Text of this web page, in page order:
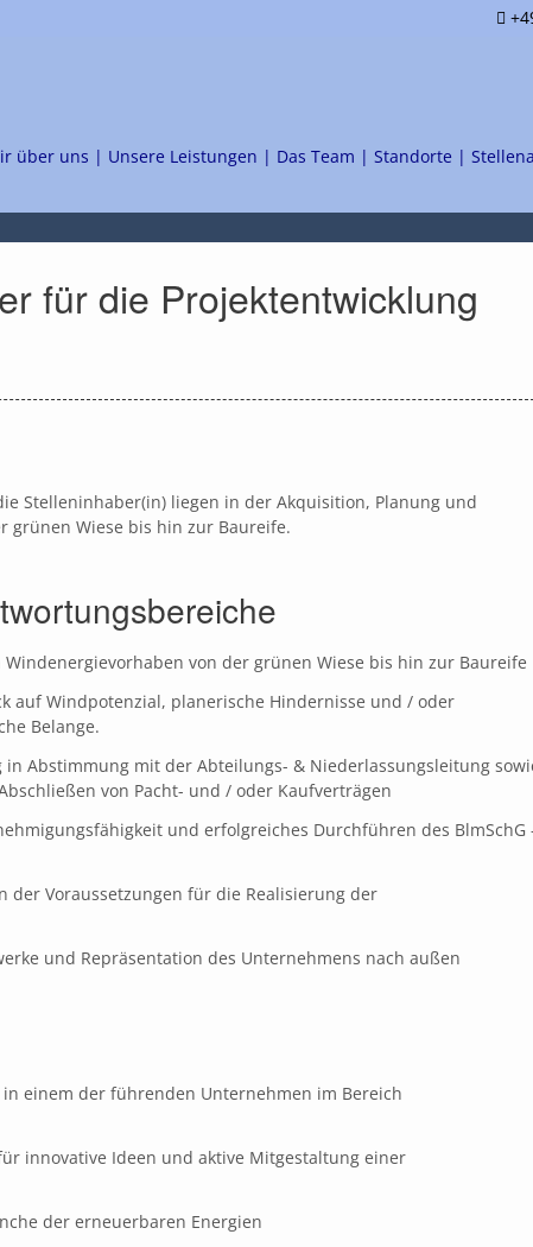
über uns | Unsere Leistungen | Das Team | Standorte |
für die Projektentwicklung
Stelleninhaber(in) liegen in der Akquisition, Planung und
grünen Wiese bis hin zur Baureife.
von der grünen Wiese bis hin zur Baureife
auf Windpotenzial, planerische Hindernisse und / oder
Belange.
Abstimmung mit der Abteilungs- & Niederlassungsleitung
von Pacht- und / oder Kaufverträgen
und erfolgreiches Durchführen des BlmSchG
der Voraussetzungen für die Realisierung der
und Repräsentation des Unternehmens nach außen
einem der führenden Unternehmen im Bereich
innovative Ideen und aktive Mitgestaltung einer
der erneuerbaren Energien